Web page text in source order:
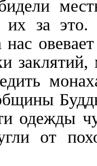
их за
нас
одежды
от